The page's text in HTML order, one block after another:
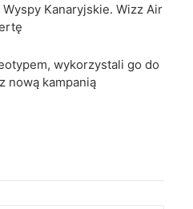
Kanaryjskie. Wizz Air
wykorzystali go do
nową kampanią